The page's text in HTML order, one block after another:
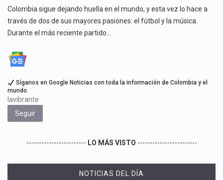
Colombia sigue dejando huella en el mundo, y esta vez lo hace a
través de dos de sus mayores pasiones: el fútbol y la música.
Durante el más reciente partido…
Síganos en Google Noticias con toda la información de Colombia y el
mundo.
lavibrante
Seguir
------------------------ LO MÁS VISTO ------------------------
NOTICIAS DEL DÍA